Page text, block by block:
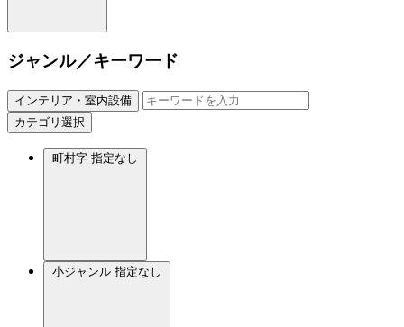
ジャンル／キーワード
インテリア・室内設備
カテゴリ選択
町村字 指定なし
小ジャンル 指定なし